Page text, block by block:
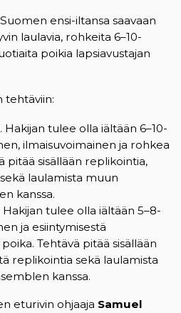
ensi-iltansa saavaan
laulavia, rohkeita 6–10-
poikia lapsiavustajan
tehtäviin:
Hakijan tulee olla iältään 6–10-
ilmaisuvoimainen ja rohkea
pitää sisällään replikointia,
laulamista muun
kanssa.
tulee olla iältään 5–8-
ja esiintymisestä
Tehtävä pitää sisällään
replikointia sekä laulamista
kanssa.
eturivin ohjaaja Samuel